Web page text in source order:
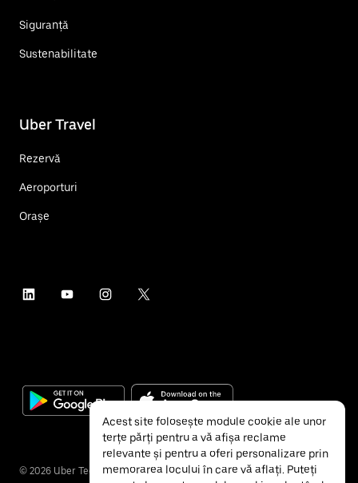
Siguranță
Sustenabilitate
Uber Travel
Rezervă
Aeroporturi
Orașe
© 2026 Uber Technologies Inc.
Acest site folosește module cookie ale unor
terțe părți pentru a vă afișa reclame
relevante și pentru a oferi personalizare prin
memorarea locului în care vă aflați. Puteți